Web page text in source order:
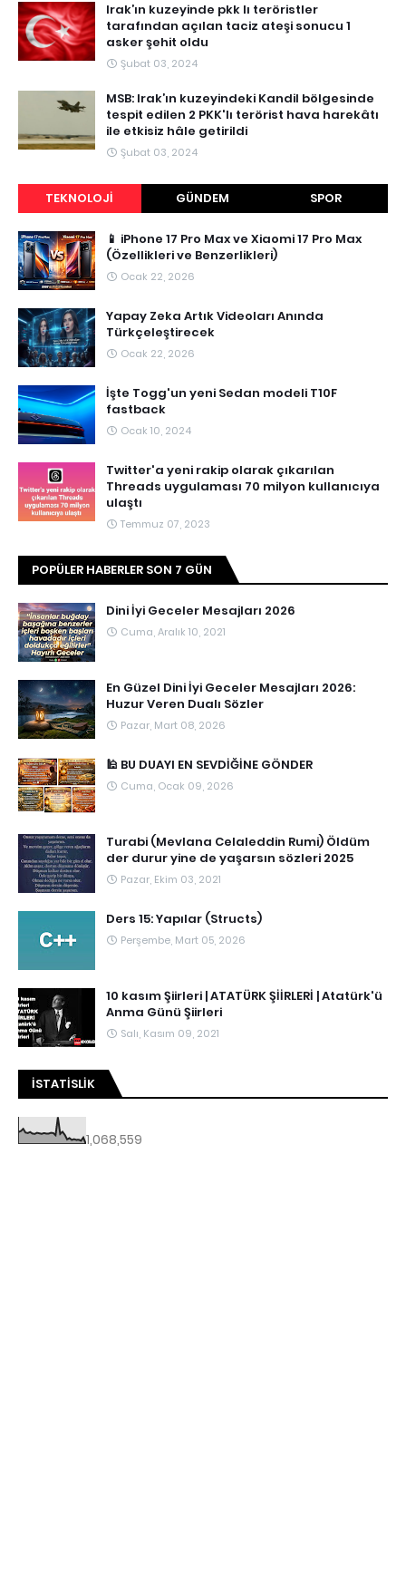
Irak’ın kuzeyinde pkk lı teröristler
tarafından açılan taciz ateşi sonucu 1
asker şehit oldu
Şubat 03, 2024
MSB: Irak’ın kuzeyindeki Kandil bölgesinde
tespit edilen 2 PKK'lı terörist hava harekâtı
ile etkisiz hâle getirildi
Şubat 03, 2024
TEKNOLOJI GÜNDEM SPOR
📱 iPhone 17 Pro Max ve Xiaomi 17 Pro Max
(Özellikleri ve Benzerlikleri)
Ocak 22, 2026
Yapay Zeka Artık Videoları Anında
Türkçeleştirecek
Ocak 22, 2026
İşte Togg'un yeni Sedan modeli T10F
fastback
Ocak 10, 2024
Twitter'a yeni rakip olarak çıkarılan
Threads uygulaması 70 milyon kullanıcıya
ulaştı
Temmuz 07, 2023
POPÜLER HABERLER SON 7 GÜN
Dini İyi Geceler Mesajları 2026
Cuma, Aralık 10, 2021
En Güzel Dini İyi Geceler Mesajları 2026:
Huzur Veren Dualı Sözler
Pazar, Mart 08, 2026
🕌 BU DUAYI EN SEVDİĞİNE GÖNDER
Cuma, Ocak 09, 2026
Turabi (Mevlana Celaleddin Rumi) Öldüm
der durur yine de yaşarsın sözleri 2025
Pazar, Ekim 03, 2021
Ders 15: Yapılar (Structs)
Perşembe, Mart 05, 2026
10 kasım Şiirleri | ATATÜRK ŞİİRLERİ | Atatürk'ü
Anma Günü Şiirleri
Salı, Kasım 09, 2021
İSTATISLIK
1,068,559